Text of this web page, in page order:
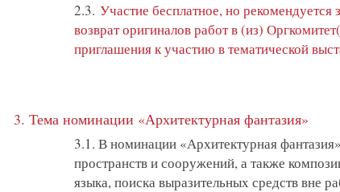
2.3. Участие бесплатное, но
возврат оригиналов работ в (из)
приглашения к участию в тематической
3. Тема номинации «Архитектурная фантазия»
3.1. В номинации «Архитектурная
пространств и сооружений, а также
языка, поиска выразительных средств вне